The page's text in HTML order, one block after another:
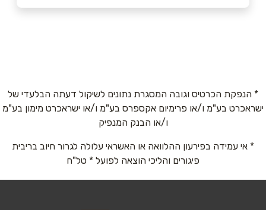
שם מלא*
טלפון*
* הנפקת הכרטיס וגובה המסגרת נתונים לשיקול דעתה הבלעדי של
ישראכרט בע"מ ו/או פרימיום אקספרס בע"מ ו/או ישראכרט מימון בע"מ
ו/או הבנק המנפיק
* אי עמידה בפירעון ההלוואה או האשראי עלולה לגרור חיוב בריבית
פיגורים והליכי הוצאה לפועל * טל"ח